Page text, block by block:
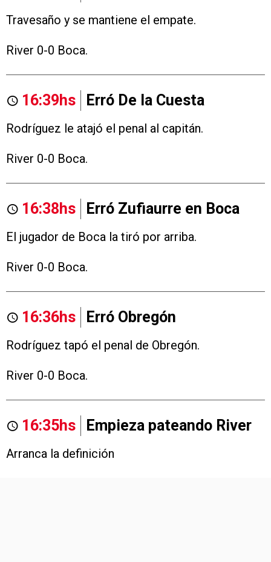
Travesaño y se mantiene el empate.
River 0-0 Boca.
16:39hs Erró De la Cuesta
Rodríguez le atajó el penal al capitán.
River 0-0 Boca.
16:38hs Erró Zufiaurre en Boca
El jugador de Boca la tiró por arriba.
River 0-0 Boca.
16:36hs Erró Obregón
Rodríguez tapó el penal de Obregón.
River 0-0 Boca.
16:35hs Empieza pateando River
Arranca la definición